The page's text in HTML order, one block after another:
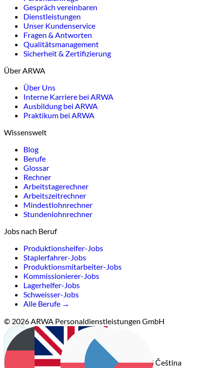
Gespräch vereinbaren
Dienstleistungen
Unser Kundenservice
Fragen & Antworten
Qualitätsmanagement
Sicherheit & Zertifizierung
Über ARWA
Über Uns
Interne Karriere bei ARWA
Ausbildung bei ARWA
Praktikum bei ARWA
Wissenswelt
Blog
Berufe
Glossar
Rechner
Arbeitstagerechner
Arbeitszeitrechner
Mindestlohnrechner
Stundenlohnrechner
Jobs nach Beruf
Produktionshelfer-Jobs
Staplerfahrer-Jobs
Produktionsmitarbeiter-Jobs
Kommissionierer-Jobs
Lagerhelfer-Jobs
Schweisser-Jobs
Alle Berufe →
© 2026 ARWA Personaldienstleistungen GmbH
Deutsch EnglishPolski Čeština